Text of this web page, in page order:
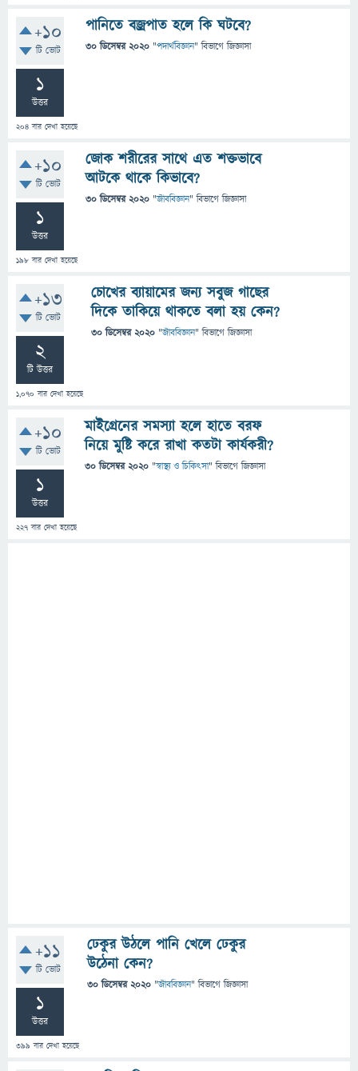
+10
টি ভোট
1
উত্তর
204 বার দেখা হয়েছে
পানিতে বজ্রপাত হলে কি ঘটবে?
30 ডিসেম্বর 2020 "পদার্থবিজ্ঞান" বিভাগে জিজ্ঞাসা
+10
টি ভোট
1
উত্তর
198 বার দেখা হয়েছে
জোক শরীরের সাথে এত শক্তভাবে
আটকে থাকে কিভাবে?
30 ডিসেম্বর 2020 "জীববিজ্ঞান" বিভাগে জিজ্ঞাসা
+13
টি ভোট
2
টি উত্তর
1,070 বার দেখা হয়েছে
চোখের ব্যায়ামের জন্য সবুজ গাছের
দিকে তাকিয়ে থাকতে বলা হয় কেন?
30 ডিসেম্বর 2020 "জীববিজ্ঞান" বিভাগে জিজ্ঞাসা
+10
টি ভোট
1
উত্তর
227 বার দেখা হয়েছে
মাইগ্রেনের সমস্যা হলে হাতে বরফ
নিয়ে মুষ্টি করে রাখা কতটা কার্যকরী?
30 ডিসেম্বর 2020 "স্বাস্থ্য ও চিকিৎসা" বিভাগে জিজ্ঞাসা
+11
টি ভোট
1
উত্তর
399 বার দেখা হয়েছে
ঢেকুর উঠলে পানি খেলে ঢেকুর
উঠেনা কেন?
30 ডিসেম্বর 2020 "জীববিজ্ঞান" বিভাগে জিজ্ঞাসা